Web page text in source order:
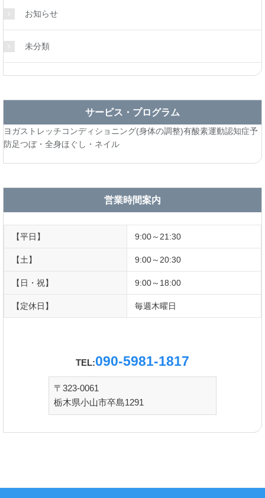
お知らせ
未分類
サービス・プログラム
ヨガストレッチコンディショニング(身体の調整)有酸素運動認知症予
防足つぼ・全身ほぐし・ネイル
営業時間案内
【平日】 9:00～21:30
【土】 9:00～20:30
【日・祝】 9:00～18:00
【定休日】 毎週木曜日
TEL:090-5981-1817
〒323-0061
栃木県小山市卒島1291